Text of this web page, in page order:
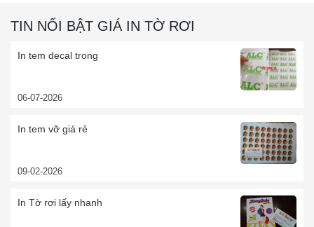
TIN NỔI BẬT GIÁ IN TỜ RƠI
In tem decal trong
06-07-2026
In tem vỡ giá rẻ
09-02-2026
In Tờ rơi lấy nhanh